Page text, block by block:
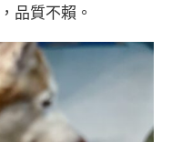
品質不賴。